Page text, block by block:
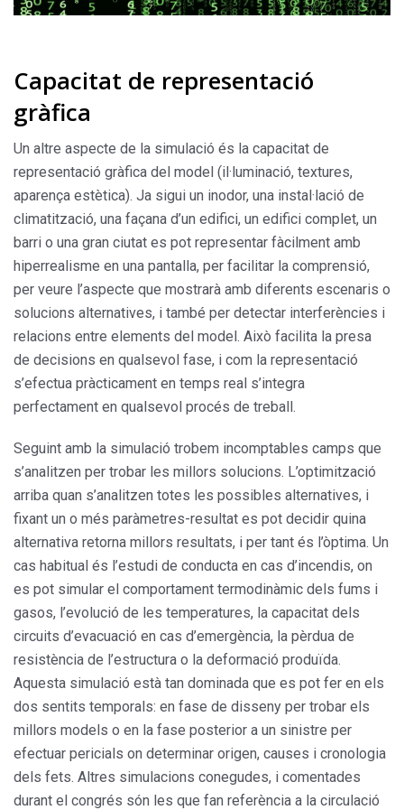
Capacitat de representació
gràfica
Un altre aspecte de la simulació és la capacitat de
representació gràfica del model (il·luminació, textures,
aparença estètica). Ja sigui un inodor, una instal·lació de
climatització, una façana d’un edifici, un edifici complet, un
barri o una gran ciutat es pot representar fàcilment amb
hiperrealisme en una pantalla, per facilitar la comprensió,
per veure l’aspecte que mostrarà amb diferents escenaris o
solucions alternatives, i també per detectar interferències i
relacions entre elements del model. Això facilita la presa
de decisions en qualsevol fase, i com la representació
s’efectua pràcticament en temps real s’integra
perfectament en qualsevol procés de treball.
Seguint amb la simulació trobem incomptables camps que
s’analitzen per trobar les millors solucions. L’optimització
arriba quan s’analitzen totes les possibles alternatives, i
fixant un o més paràmetres-resultat es pot decidir quina
alternativa retorna millors resultats, i per tant és l’òptima. Un
cas habitual és l’estudi de conducta en cas d’incendis, on
es pot simular el comportament termodinàmic dels fums i
gasos, l’evolució de les temperatures, la capacitat dels
circuits d’evacuació en cas d’emergència, la pèrdua de
resistència de l’estructura o la deformació produïda.
Aquesta simulació està tan dominada que es pot fer en els
dos sentits temporals: en fase de disseny per trobar els
millors models o en la fase posterior a un sinistre per
efectuar pericials on determinar origen, causes i cronologia
dels fets. Altres simulacions conegudes, i comentades
durant el congrés són les que fan referència a la circulació